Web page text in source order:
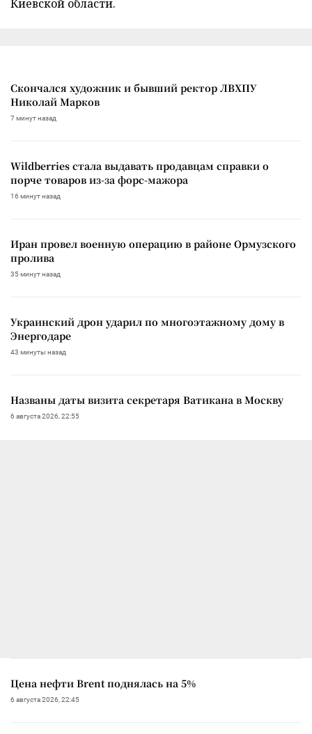
Киевской области.
Скончался художник и бывший ректор ЛВХПУ
Николай Марков
7 минут назад
Wildberries стала выдавать продавцам справки о
порче товаров из-за форс-мажора
16 минут назад
Иран провел военную операцию в районе Ормузского
пролива
35 минут назад
Украинский дрон ударил по многоэтажному дому в
Энергодаре
43 минуты назад
Названы даты визита секретаря Ватикана в Москву
6 августа 2026, 22:55
Цена нефти Brent поднялась на 5%
6 августа 2026, 22:45